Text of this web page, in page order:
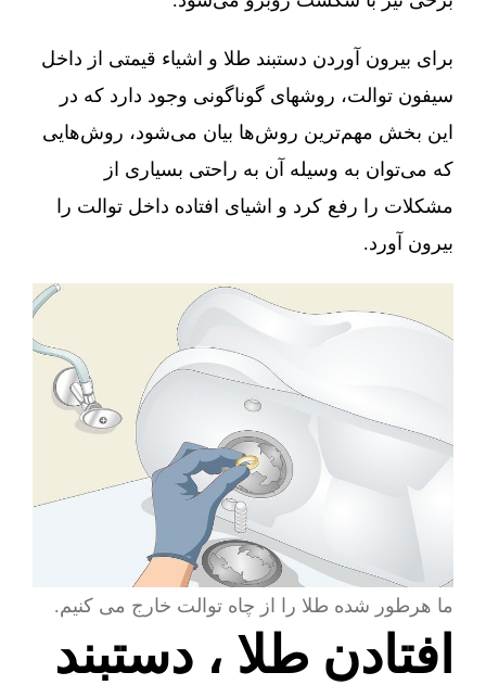
برای بیرون آوردن دستبند طلا و اشیاء قیمتی از داخل
سیفون توالت، روشهای گوناگونی وجود دارد که در
این بخش مهم‌ترین روش‌ها بیان می‌شود، روش‌هایی
که می‌توان به وسیله آن به راحتی بسیاری از
مشکلات را رفع کرد و اشیای افتاده داخل توالت را
بیرون آورد.
ما هرطور شده طلا را از چاه توالت خارج می کنیم.
افتادن طلا ، دستبند